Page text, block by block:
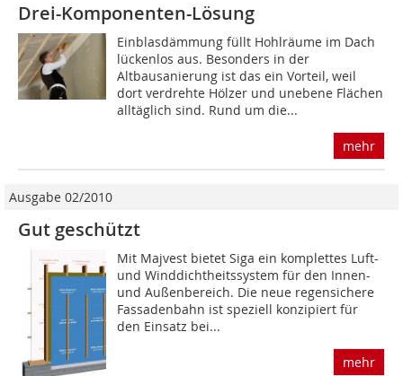
Drei-Komponenten-Lösung
Einblasdämmung füllt Hohlräume im Dach
lückenlos aus. Besonders in der
Altbausanierung ist das ein Vorteil, weil
dort verdrehte Hölzer und unebene Flächen
alltäglich sind. Rund um die...
mehr
Ausgabe 02/2010
Gut geschützt
Mit Majvest bietet Siga ein komplettes Luft-
und Winddichtheitssystem für den Innen-
und Außen­bereich. Die neue regensichere
Fassadenbahn ist speziell konzipiert für
den Einsatz bei...
mehr